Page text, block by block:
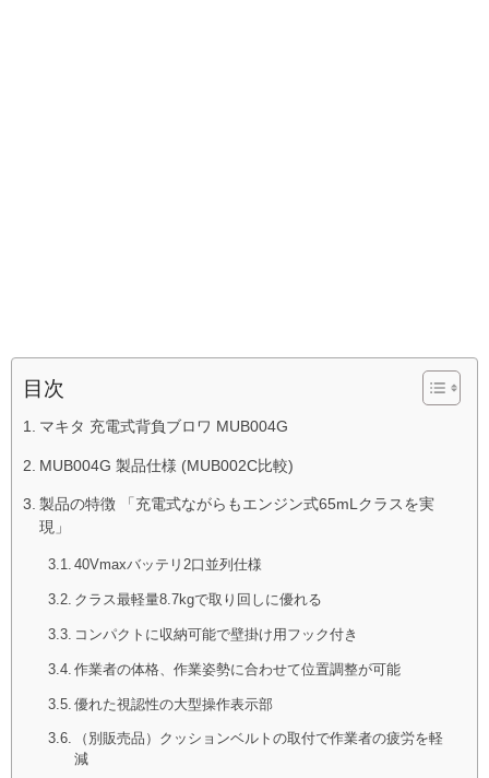
目次
マキタ 充電式背負ブロワ MUB004G
MUB004G 製品仕様 (MUB002C比較)
製品の特徴 「充電式ながらもエンジン式65mLクラスを実
現」
40Vmaxバッテリ2口並列仕様
クラス最軽量8.7kgで取り回しに優れる
コンパクトに収納可能で壁掛け用フック付き
作業者の体格、作業姿勢に合わせて位置調整が可能
優れた視認性の大型操作表示部
（別販売品）クッションベルトの取付で作業者の疲労を軽
減